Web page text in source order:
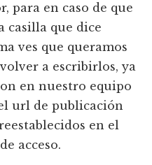
para en caso de que
casilla que dice
ves que queramos
a escribirlos, ya
en nuestro equipo
url de publicación
en el
acceso.